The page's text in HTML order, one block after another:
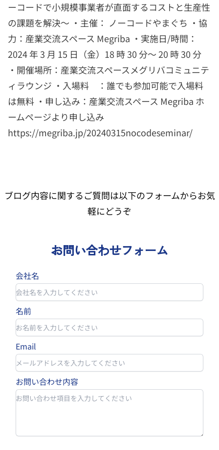
ーコードで小規模事業者が直面するコストと生産性
の課題を解決〜 ・主催： ノーコードやまぐち ・協
力：産業交流スペース Megriba ・実施日/時間：
2024 年 3 月 15 日（金）18 時 30 分～ 20 時 30 分
・開催場所：産業交流スペースメグリバコミュニテ
ィラウンジ ・入場料 ：誰でも参加可能で入場料
は無料 ・申し込み：産業交流スペース Megriba ホ
ームページより申し込み
https://megriba.jp/20240315nocodeseminar/
ブログ内容に関するご質問は以下のフォームからお気
軽にどうぞ
お問い合わせフォーム
会社名
名前
Email
お問い合わせ内容